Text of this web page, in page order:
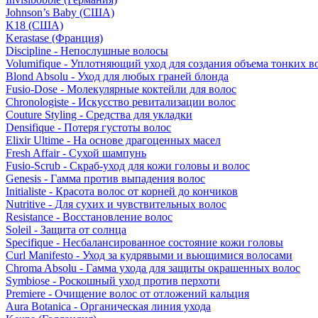
Johnson’s Baby (США)
K18 (США)
Kerastase (Франция)
Discipline - Непослушные волосы
Volumifique - Уплотняющий уход для создания объема тонких
Blond Absolu - Уход для любых граней блонда
Fusio-Dose - Молекулярные коктейли для волос
Chronologiste - Искусство ревитализации волос
Couture Styling - Средства для укладки
Densifique - Потеря густоты волос
Elixir Ultime - На основе драгоценных масел
Fresh Affair - Сухой шампунь
Fusio-Scrub - Скраб-уход для кожи головы и волос
Genesis - Гамма против выпадения волос
Initialiste - Красота волос от корней до кончиков
Nutritive - Для сухих и чувствительных волос
Resistance - Восстановление волос
Soleil - Защита от солнца
Specifique - Несбалансированное состояние кожи головы
Curl Manifesto - Уход за кудрявыми и вьющимися волосами
Chroma Absolu - Гамма ухода для защиты окрашенных волос
Symbiose - Роскошный уход против перхоти
Premiere - Очищение волос от отложений кальция
Aura Botanica - Органическая линия ухода